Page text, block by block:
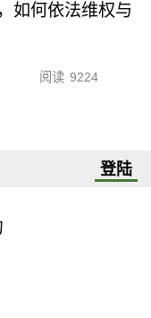
如何依法维权与
阅读 9224
登陆